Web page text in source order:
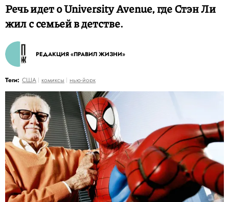
Речь идет о University Avenue, где Стэн Ли
жил с семьей в детстве.
РЕДАКЦИЯ «ПРАВИЛ ЖИЗНИ»
Теги: США комиксы нью-йорк